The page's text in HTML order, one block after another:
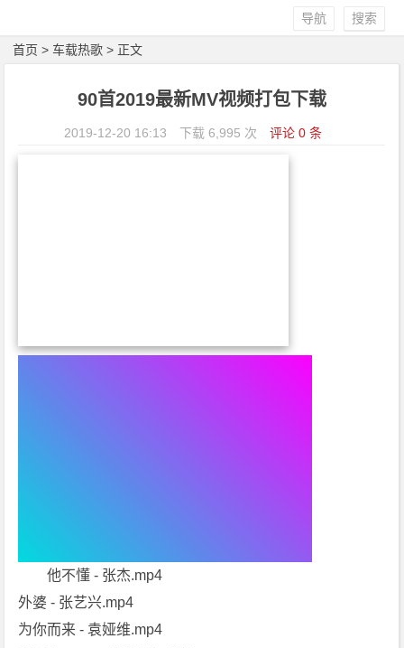
搜索
导航
首页 >车载热歌 > 正文
90首2019最新MV视频打包下载
2019-12-20 16:13 下载 6,995 次 评论 0 条
他不懂 - 张杰.mp4
外婆 - 张艺兴.mp4
为你而来 - 袁娅维.mp4